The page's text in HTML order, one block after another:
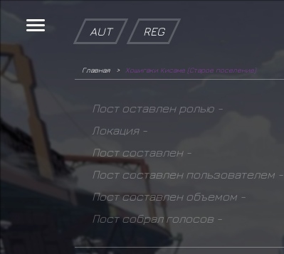
AUT REG
Главная Хошигаки Кисаме (Старое поселение)
Пост оставлен ролью -
Локация -
Пост составлен -
Пост составлен пользователем -
Пост составлен объемом -
Пост собрал голосов -